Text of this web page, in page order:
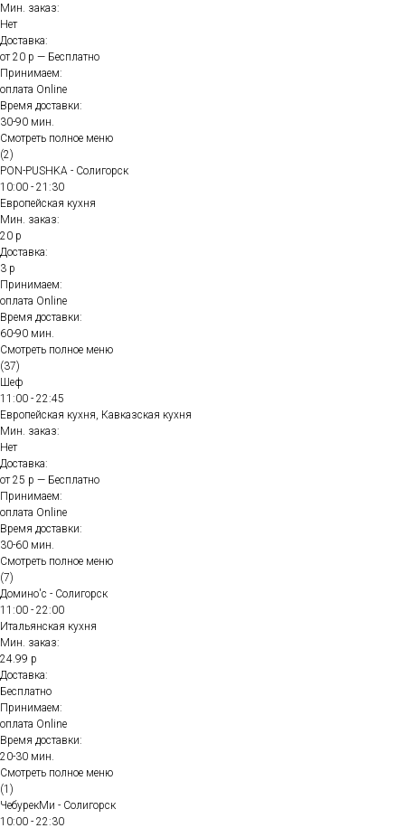
Мин. заказ:
Нет
Доставка:
от 20 р — Бесплатно
Принимаем:
оплата Online
Время доставки:
30-90 мин.
Смотреть полное меню
(2)
PON-PUSHKA - Солигорск
10:00 - 21:30
Европейская кухня
Мин. заказ:
20 р
Доставка:
3 р
Принимаем:
оплата Online
Время доставки:
60-90 мин.
Смотреть полное меню
(37)
Шеф
11:00 - 22:45
Европейская кухня, Кавказская кухня
Мин. заказ:
Нет
Доставка:
от 25 р — Бесплатно
Принимаем:
оплата Online
Время доставки:
30-60 мин.
Смотреть полное меню
(7)
Домино'с - Солигорск
11:00 - 22:00
Итальянская кухня
Мин. заказ:
24.99 р
Доставка:
Бесплатно
Принимаем:
оплата Online
Время доставки:
20-30 мин.
Смотреть полное меню
(1)
ЧебурекМи - Солигорск
10:00 - 22:30